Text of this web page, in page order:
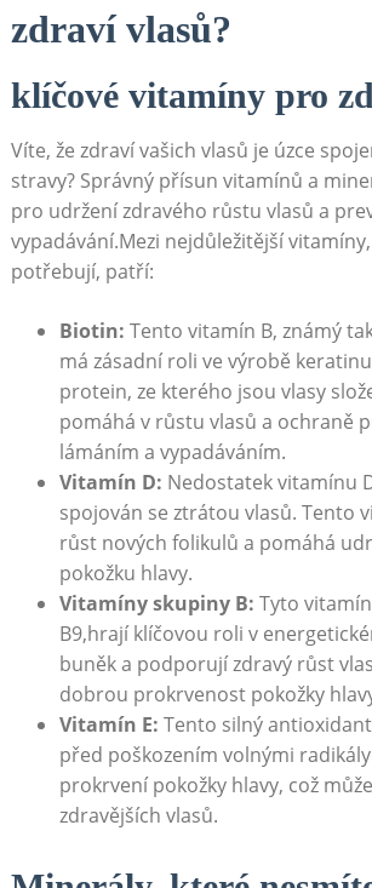
zdraví vlasů?
klíčové vitamíny pro
Víte, že zdraví vašich vlasů je úzce
stravy? Správný přísun vitamínů a
pro udržení zdravého růstu vlasů a
vypadávání.Mezi nejdůležitější
potřebují, patří:
Biotin: Tento vitamín B, známý
má zásadní roli ve výrobě
protein, ze kterého jsou vlasy
pomáhá v růstu vlasů a ochraně
lámáním a vypadáváním.
Vitamín D: Nedostatek vitamínu
spojován se ztrátou vlasů. Tento
růst nových folikulů a pomáhá
pokožku hlavy.
Vitamíny skupiny B: Tyto
B9,hrají klíčovou roli v
buněk a podporují zdravý růst
dobrou prokrvenost pokožky
Vitamín E: Tento silný
před poškozením volnými
prokrvení pokožky hlavy, což
zdravějších vlasů.